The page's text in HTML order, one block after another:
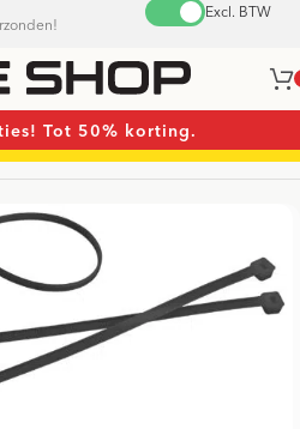
Excl. BTW
Tot 50% korting.